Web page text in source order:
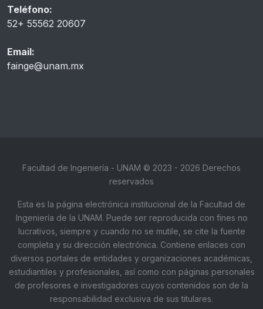
Teléfono:
52+ 55562 20607
Email:
fainge@unam.mx
Facultad de Ingeniería - UNAM © 2023 - 2026 Derechos
reservados
Esta es la página electrónica institucional de la Facultad de
Ingeniería de la UNAM. Puede ser reproducida con fines no
lucrativos, siempre y cuando no se mutile, se cite la fuente
completa y su dirección electrónica. Contiene enlaces con
diversos portales de entidades y organizaciones académicas,
estudiantiles y profesionales, así como con páginas personales
de profesores e investigadores cuyos contenidos son de la
responsabilidad exclusiva de sus titulares.